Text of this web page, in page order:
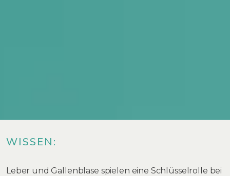
WISSEN:
Leber und Gallenblase spielen eine Schlüsselrolle bei